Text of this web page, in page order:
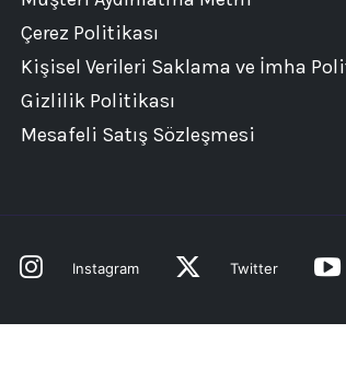
Çerez Politikası
Kişisel Verileri Saklama ve İmha
Gizlilik Politikası
Mesafeli Satış Sözleşmesi
Instagram Twitter